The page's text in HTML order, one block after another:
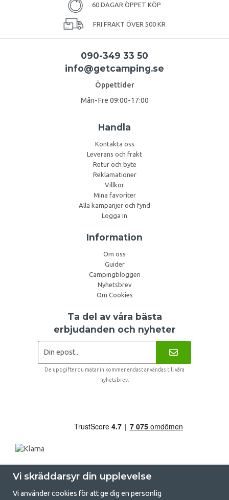
60 DAGAR ÖPPET KÖP
FRI FRAKT ÖVER 500 KR
090-349 33 50
info@getcamping.se
Öppettider
Mån-Fre 09:00-17:00
Handla
Kontakta oss
Leverans och frakt
Retur och byte
Reklamationer
Villkor
Mina favoriter
Alla kampanjer och fynd
Logga in
Information
Om oss
Guider
Campingbloggen
Nyhetsbrev
Om Cookies
Ta del av våra bästa
erbjudanden och nyheter
De uppgifter du matar in kommer endast användas till våra
nyhetsbrev.
Vi skräddarsyr din upplevelse
Vi använder cookies för att ge dig en personlig